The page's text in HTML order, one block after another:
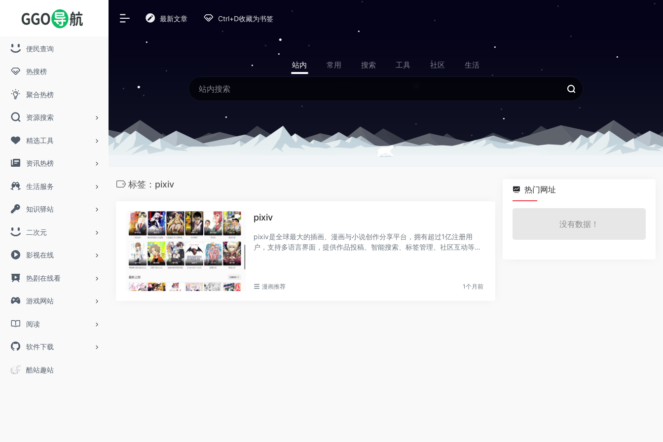
便民查询
热搜榜
聚合热榜
资源搜索
精选工具
资讯热榜
生活服务
知识驿站
二次元
影视在线
热剧在线看
游戏网站
阅读
软件下载
酷站趣站
最新文章 Ctrl+D收藏为书签
站内 常用 搜索 工具 社区 生活
标签：pixiv
pixiv
pixiv是全球最大的插画、漫画与小说创作分享平台，拥有超过1亿注册用
户，支持多语言界面，提供作品投稿、智能搜索、标签管理、社区互动等功
漫画推荐 1个月前
热门网址
没有数据！